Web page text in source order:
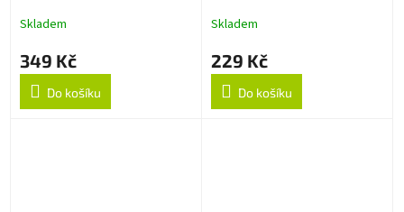
Skladem
349 Kč
Do košíku
Skladem
229 Kč
Do košíku